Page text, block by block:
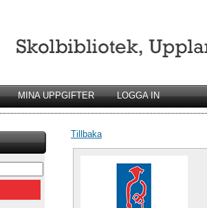
MINA UPPGIFTER LOGGA IN
Tillbaka